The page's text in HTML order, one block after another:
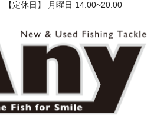
【定休日】 月曜日 14:00~20:00